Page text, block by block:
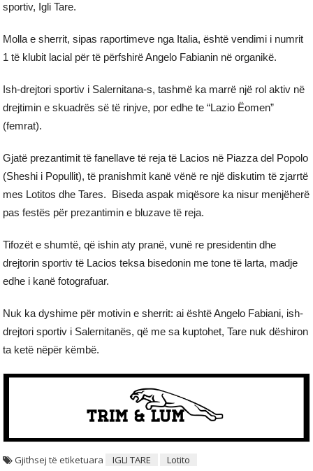
sportiv, Igli Tare.
Molla e sherrit, sipas raportimeve nga Italia, është vendimi i numrit
1 të klubit lacial për të përfshirë Angelo Fabianin në organikë.
Ish-drejtori sportiv i Salernitana-s, tashmë ka marrë një rol aktiv në
drejtimin e skuadrës së të rinjve, por edhe te “Lazio Ëomen”
(femrat).
Gjatë prezantimit të fanellave të reja të Lacios në Piazza del Popolo
(Sheshi i Popullit), të pranishmit kanë vënë re një diskutim të zjarrtë
mes Lotitos dhe Tares. Biseda aspak miqësore ka nisur menjëherë
pas festës për prezantimin e bluzave të reja.
Tifozët e shumtë, që ishin aty pranë, vunë re presidentin dhe
drejtorin sportiv të Lacios teksa bisedonin me tone të larta, madje
edhe i kanë fotografuar.
Nuk ka dyshime për motivin e sherrit: ai është Angelo Fabiani, ish-
drejtori sportiv i Salernitanës, që me sa kuptohet, Tare nuk dëshiron
ta ketë nëpër këmbë.
Gjithsej të etiketuara IGLI TARE Lotito